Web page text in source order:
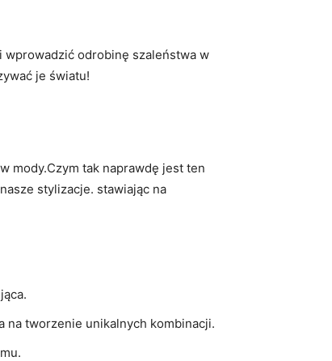
wprowadzić odrobinę szaleństwa ‍w
je‍ światu!
‍mody.Czym tak naprawdę jest ten
stylizacje. stawiając na
na tworzenie‍ unikalnych​ kombinacji.